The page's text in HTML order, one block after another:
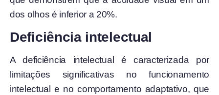
dos olhos é inferior a 20%.
Deficiência intelectual
A deficiência intelectual é caracterizada por
limitações significativas no funcionamento
intelectual e no comportamento adaptativo, que